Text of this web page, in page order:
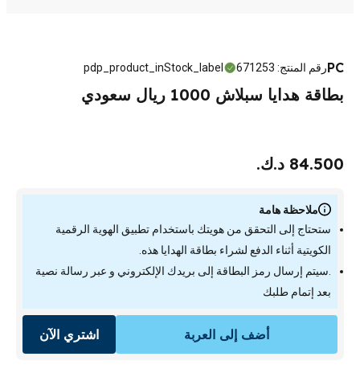
PCرقم المنتج:
671253
pdp_product_inStock_label
بطاقة هدايا سبلاش 1000 ريال سعودي
84.500 د.ك.
ملاحظة هامة
ستحتاج إلى التحقق من هويتك باستخدام تطبيق الهوية الرقمية
الكويتية أثناء الدفع لشراء بطاقة الهدايا هذه.
.سيتم إرسال رمز البطاقة إلى بريدك الإلكتروني و عبر رسالة نصية
بعد إتمام طلبك
أضف إلى العربة اشتري الآن